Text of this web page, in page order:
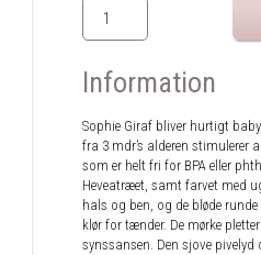
Information
Sophie Giraf bliver hurtigt
fra 3 mdr’s alderen stimulerer
som er helt fri for BPA eller
Heveatræet, samt farvet med
hals og ben, og de bløde
klør for tænder. De mørke
synssansen. Den sjove